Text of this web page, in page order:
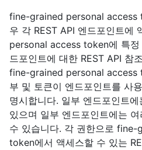
fine-grained personal access
우 각 REST API 엔드포인트에
personal access token에 특정
드포인트에 대한 REST API 참
fine-grained personal access
부 및 토큰이 엔드포인트를 사
명시합니다. 일부 엔드포인트
있으며 일부 엔드포인트에는
수 있습니다. 각 권한으로
token에서 액세스할 수 있는